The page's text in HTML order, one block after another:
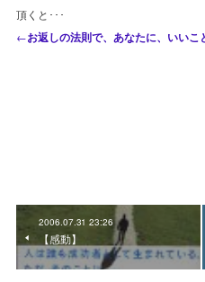
頂くと･･･
←お返しの法則で、あなたに、いい
2006.07.31 23:26
【感動】